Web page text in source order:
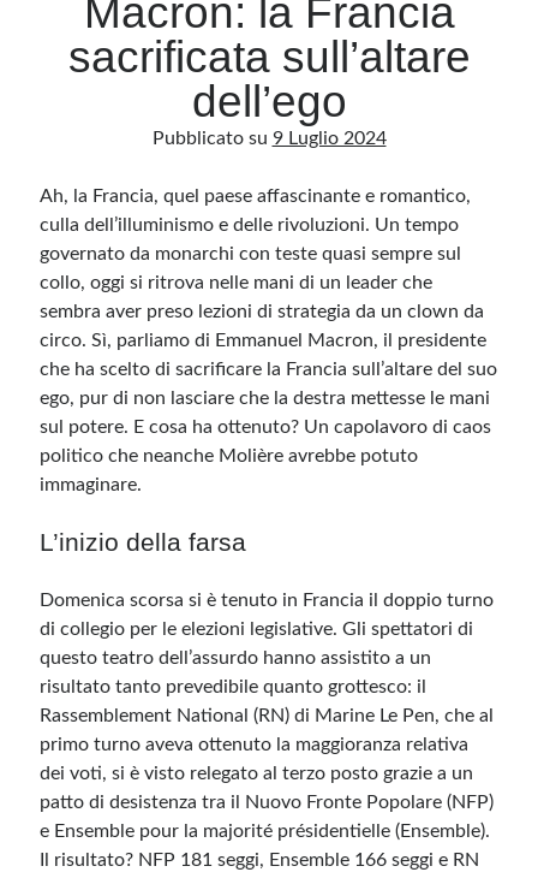
Categorie
Categorie
Questo blog non rappresenta una testata giornalistica, in quanto viene aggiornato
senza alcuna periodicità. Non può pertanto considerarsi un prodotto editoriale ai
sensi della legge n· 62 del 7.03.2001. L’autore non è responsabile di quanto
pubblicato dai lettori nei commenti ai vari post. Saranno comunque cancellati quelli
ritenuti offensivi o lesivi dell’immagine o dell’onorabilità di terzi, di genere spam,
razzisti o che contengano dati personali non conformi al rispetto delle norme sulla
privacy. Alcune immagini inserite in questo blog sono tratte da Internet e, pertanto,
considerate di pubblico dominio. Qualora la loro pubblicazione violasse eventuali
immediatamente rimosse. L’autore del blog non è responsabile dei siti collegati
Meta
Feed dei contenuti
Macron: la Francia
sacrificata sull’altare
dell’ego
Pubblicato su 9 Luglio 2024
Ah, la Francia, quel paese affascinante e romantico,
culla dell’illuminismo e delle rivoluzioni. Un tempo
governato da monarchi con teste quasi sempre sul
collo, oggi si ritrova nelle mani di un leader che
sembra aver preso lezioni di strategia da un clown da
circo. Sì, parliamo di Emmanuel Macron, il presidente
che ha scelto di sacrificare la Francia sull’altare del suo
ego, pur di non lasciare che la destra mettesse le mani
sul potere. E cosa ha ottenuto? Un capolavoro di caos
politico che neanche Molière avrebbe potuto
immaginare.
L’inizio della farsa
Domenica scorsa si è tenuto in Francia il doppio turno
di collegio per le elezioni legislative. Gli spettatori di
questo teatro dell’assurdo hanno assistito a un
risultato tanto prevedibile quanto grottesco: il
Rassemblement National (RN) di Marine Le Pen, che al
primo turno aveva ottenuto la maggioranza relativa
dei voti, si è visto relegato al terzo posto grazie a un
patto di desistenza tra il Nuovo Fronte Popolare (NFP)
e Ensemble pour la majorité présidentielle (Ensemble).
Il risultato? NFP 181 seggi, Ensemble 166 seggi e RN